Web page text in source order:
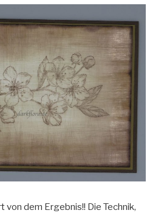
dem Ergebnis!! Die Technik,